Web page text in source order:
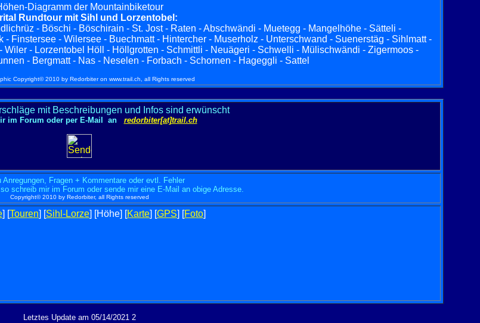
Diagramm der Mountainbiketour
Rundtour mit Sihl und Lorzentobel:
- Böschi - Böschirain - St. Jost - Raten - Abschwändi - Muetegg - Mangelhöhe - Sätteli -
Finstersee - Wilersee - Buechmatt - Hintercher - Muserholz - Unterschwand - Suenerstäg - Sihlmatt -
- Lorzentobel Höll - Höllgrotten - Schmittli - Neuägeri - Schwelli - Mülischwändi - Zigermoos -
- Bergmatt - Nas - Neselen - Forbach - Schornen - Hageggli - Sattel
Copyright© 2010 by Redorbiter on www.trail.ch, all Rights reserved
mit Beschreibungen und Infos sind erwünscht
im Forum oder per E-Mail an redorbiter[at]trail.ch
Anregungen, Fragen + Kommentare oder evtl. Fehler
schreib mir im Forum oder sende mir eine E-Mail an obige Adresse.
Copyright© 2010 by Redorbiter, all Rights reserved
] [Touren] [Sihl-Lorze] [Höhe] [Karte] [GPS] [Foto]
Letztes Update am 05/14/2021 2